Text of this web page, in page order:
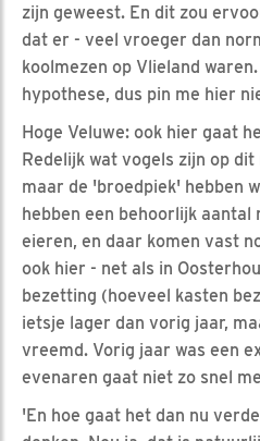
zijn geweest. En dit zou
dat er - veel vroeger dan
koolmezen op Vlieland
hypothese, dus pin me hier
Hoge Veluwe: ook hier gaat
Redelijk wat vogels zijn op
maar de 'broedpiek' hebben
hebben een behoorlijk aantal
eieren, en daar komen vast
ook hier - net als in
bezetting (hoeveel kasten
ietsje lager dan vorig jaar,
vreemd. Vorig jaar was een
evenaren gaat niet zo snel
'En hoe gaat het dan nu